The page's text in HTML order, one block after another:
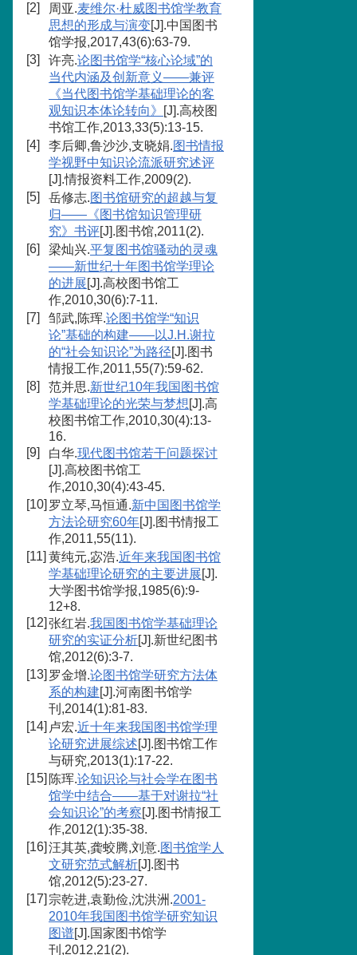
[2]
周亚.麦维尔·杜威图书馆学教育
思想的形成与演变[J].中国图书
馆学报,2017,43(6):63-79.
[3]
许亮.论图书馆学“核心论域”的
当代内涵及创新意义——兼评
《当代图书馆学基础理论的客
观知识本体论转向》
[J].高校图
书馆工作,2013,33(5):13-15.
[4]
李后卿,鲁沙沙,支晓娟.图书情报
学视野中知识论流派研究述评
[J].情报资料工作,2009(2).
[5]
岳修志.图书馆研究的超越与复
归——《图书馆知识管理研
究》书评[J].图书馆,2011(2).
[6]
梁灿兴.平复图书馆骚动的灵魂
——新世纪十年图书馆学理论
的进展[J].高校图书馆工
作,2010,30(6):7-11.
[7]
邹武,陈珲.论图书馆学“知识
论”基础的构建——以J.H.谢拉
的“社会知识论”为路径[J].图书
情报工作,2011,55(7):59-62.
[8]
范并思.新世纪10年我国图书馆
学基础理论的光荣与梦想[J].高
校图书馆工作,2010,30(4):13-
16.
[9]
白华.现代图书馆若干问题探讨
[J].高校图书馆工
作,2010,30(4):43-45.
[10] 罗立琴,马恒通.新中国图书馆学
方法论研究60年[J].图书情报工
作,2011,55(11).
[11] 黄纯元,宓浩.近年来我国图书馆
学基础理论研究的主要进展[J].
大学图书馆学报,1985(6):9-
12+8.
[12] 张红岩.我国图书馆学基础理论
研究的实证分析[J].新世纪图书
馆,2012(6):3-7.
[13] 罗金增.论图书馆学研究方法体
系的构建[J].河南图书馆学
刊,2014(1):81-83.
[14] 卢宏.近十年来我国图书馆学理
论研究进展综述[J].图书馆工作
与研究,2013(1):17-22.
[15] 陈珲.论知识论与社会学在图书
馆学中结合——基于对谢拉“社
会知识论”的考察[J].图书情报工
作,2012(1):35-38.
[16] 汪其英,龚蛟腾,刘意.图书馆学人
文研究范式解析[J].图书
馆,2012(5):23-27.
[17] 宗乾进,袁勤俭,沈洪洲.2001-
2010年我国图书馆学研究知识
图谱[J].国家图书馆学
刊,2012,21(2).